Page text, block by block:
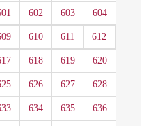
602 603 604
610 611 612
618 619 620
626 627 628
634 635 636